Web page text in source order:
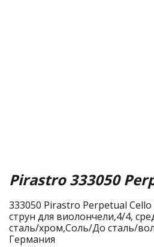
Pirastro 333050
333050 Pirastro Perpetual
струн для виолончели,4/4,
сталь/хром,Соль/До сталь/
Германия